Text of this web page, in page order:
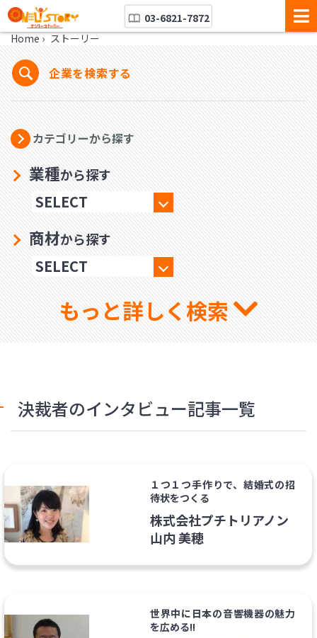
03-6821-7872
Home › ストーリー
企業を検索する
カテゴリーから探す
業種から探す
商材から探す
もっと詳しく検索
決裁者のインタビュー記事一覧
１つ１つ手作りで、結婚式の招
待状をつくる
株式会社プチトリアノン
山内 美穂
世界中に日本の音響機器の魅力
を広める!!